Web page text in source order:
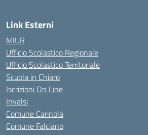
Link Esterni
MIUR
Ufficio Scolastico Regionale
Ufficio Scolastico Territoriale
Scuola in Chiaro
Iscrizioni On Line
Invalsi
Comune Carinola
Comune Falciano